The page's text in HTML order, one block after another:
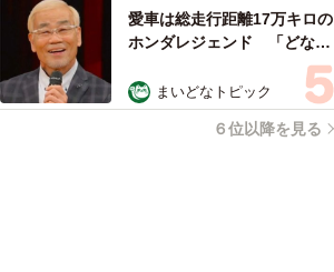
愛車は総走行距離17万キロの
ホンダレジェンド 「どなた
か欲しい方が居たら」 大御
所漫才師が譲渡の意向
まいどなトピック
６位以降を見る